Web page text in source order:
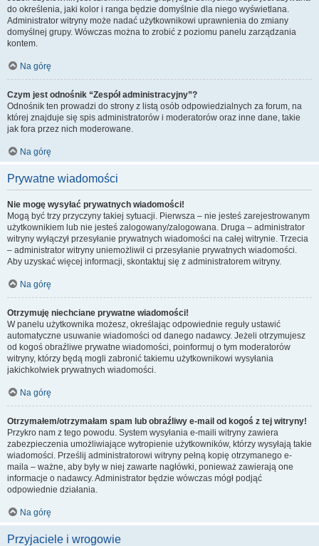
do określenia, jaki kolor i ranga będzie domyślnie dla niego wyświetlana.
Administrator witryny może nadać użytkownikowi uprawnienia do zmiany
domyślnej grupy. Wówczas można to zrobić z poziomu panelu zarządzania
kontem.
Na górę
Czym jest odnośnik “Zespół administracyjny”?
Odnośnik ten prowadzi do strony z listą osób odpowiedzialnych za forum, na
której znajduje się spis administratorów i moderatorów oraz inne dane, takie
jak fora przez nich moderowane.
Na górę
Prywatne wiadomości
Nie mogę wysyłać prywatnych wiadomości!
Mogą być trzy przyczyny takiej sytuacji. Pierwsza – nie jesteś zarejestrowanym
użytkownikiem lub nie jesteś zalogowany/zalogowana. Druga – administrator
witryny wyłączył przesyłanie prywatnych wiadomości na całej witrynie. Trzecia
– administrator witryny uniemożliwił ci przesyłanie prywatnych wiadomości.
Aby uzyskać więcej informacji, skontaktuj się z administratorem witryny.
Na górę
Otrzymuję niechciane prywatne wiadomości!
W panelu użytkownika możesz, określając odpowiednie reguły ustawić
automatyczne usuwanie wiadomości od danego nadawcy. Jeżeli otrzymujesz
od kogoś obraźliwe prywatne wiadomości, poinformuj o tym moderatorów
witryny, którzy będą mogli zabronić takiemu użytkownikowi wysyłania
jakichkolwiek prywatnych wiadomości.
Na górę
Otrzymałem/otrzymałam spam lub obraźliwy e-mail od kogoś z tej witryny!
Przykro nam z tego powodu. System wysyłania e-maili witryny zawiera
zabezpieczenia umożliwiające wytropienie użytkowników, którzy wysyłają takie
wiadomości. Prześlij administratorowi witryny pełną kopię otrzymanego e-
maila – ważne, aby były w niej zawarte nagłówki, ponieważ zawierają one
informacje o nadawcy. Administrator będzie wówczas mógł podjąć
odpowiednie działania.
Na górę
Przyjaciele i wrogowie